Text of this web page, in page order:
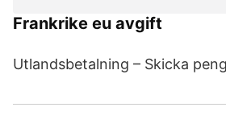
Frankrike eu avgift
Utlandsbetalning – Skicka